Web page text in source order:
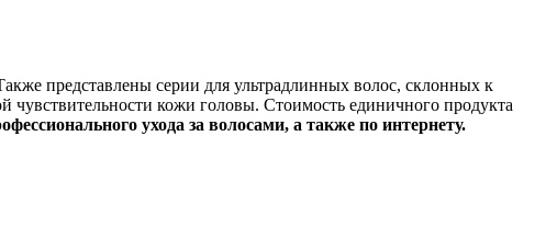
представлены серии для ультрадлинных волос, склонных к
кожи головы. Стоимость единичного продукта
ухода за волосами, а также по интернету.